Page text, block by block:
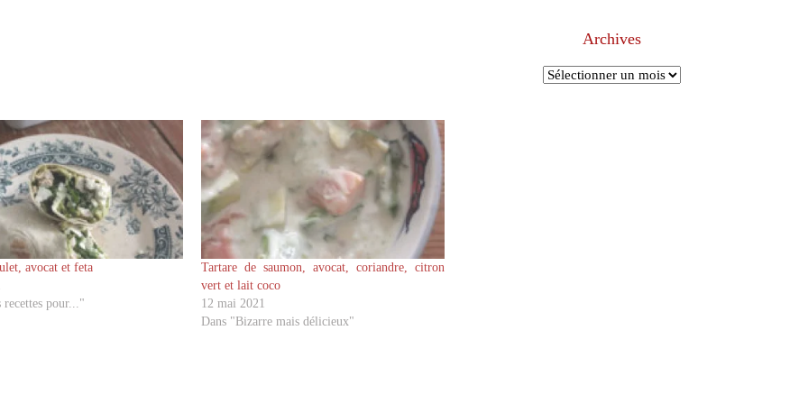
avocat et feta
recettes pour..."
Tartare de saumon, avocat, coriandre, citron
vert et lait coco
12 mai 2021
Dans "Bizarre mais délicieux"
Archives
Archives